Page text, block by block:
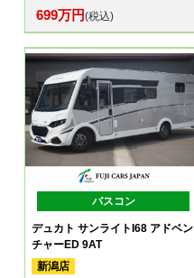
699万円(税込)
バスコン
デュカト サンライトI68 アドベン
チャーED 9AT
新潟店